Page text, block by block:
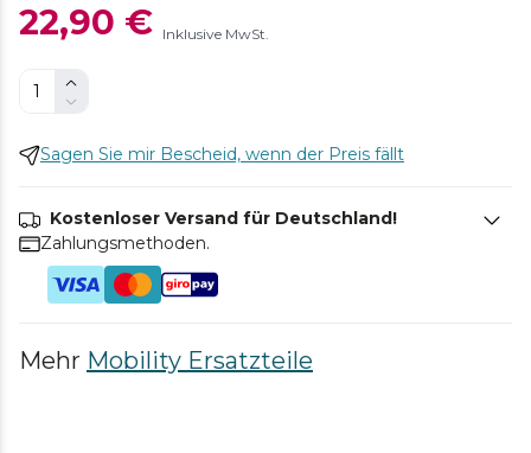
22,90 € Inklusive MwSt.
Sagen Sie mir Bescheid, wenn der Preis fällt
Kostenloser Versand für Deutschland!
Zahlungsmethoden.
Mehr Mobility Ersatzteile